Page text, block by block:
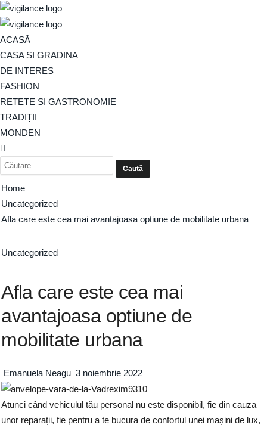
ACASĂ
CASA SI GRADINA
DE INTERES
FASHION
RETETE SI GASTRONOMIE
TRADIȚII
MONDEN
Home
Uncategorized
Afla care este cea mai avantajoasa optiune de mobilitate urbana
Uncategorized
Afla care este cea mai
avantajoasa optiune de
mobilitate urbana
Emanuela Neagu 3 noiembrie 2022
Atunci când vehiculul tău personal nu este disponibil, fie din cauza
unor reparații, fie pentru a te bucura de confortul unei mașini de lux,